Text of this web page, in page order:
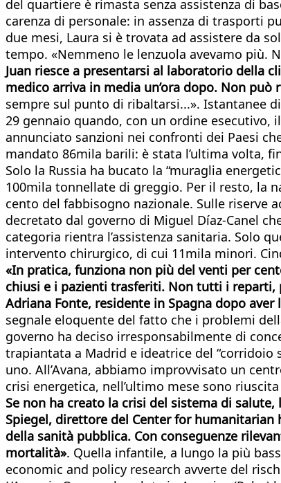
del quartiere è rimasta senza assistenza di
carenza di personale: in assenza di trasporti
due mesi, Laura si è trovata ad assistere da
tempo. «Nemmeno le lenzuola avevamo più.
Juan riesce a presentarsi al laboratorio della
medico arriva in media un’ora dopo. Non
sempre sul punto di ribaltarsi...». Istantanee
29 gennaio quando, con un ordine esecutivo,
annunciato sanzioni nei confronti dei Paesi
mandato 86mila barili: è stata l’ultima volta,
Solo la Russia ha bucato la “muraglia
100mila tonnellate di greggio. Per il resto, la
cento del fabbisogno nazionale. Sulle riserve
decretato dal governo di Miguel Díaz-Canel
categoria rientra l’assistenza sanitaria. Solo
intervento chirurgico, di cui 11mila minori.
«In pratica, funziona non più del venti per
chiusi e i pazienti trasferiti. Non tutti i reparti,
Adriana Fonte, residente in Spagna dopo
segnale eloquente del fatto che i problemi
governo ha deciso irresponsabilmente di
trapiantata a Madrid e ideatrice del
uno. All’Avana, abbiamo improvvisato un
crisi energetica, nell’ultimo mese sono
Se non ha creato la crisi del sistema di salute,
Spiegel, direttore del Center for
della sanità pubblica. Con conseguenze
mortalità». Quella infantile, a lungo la più
economic and policy research avverte del